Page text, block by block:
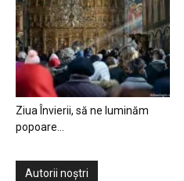
Ziua Învierii, să ne luminăm
popoare…
Autorii noștri